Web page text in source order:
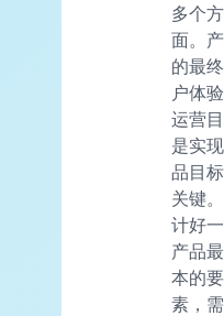
多个方
面。
的最
户体
运营
是实
品目
关键
计好
产品
本的要
素，